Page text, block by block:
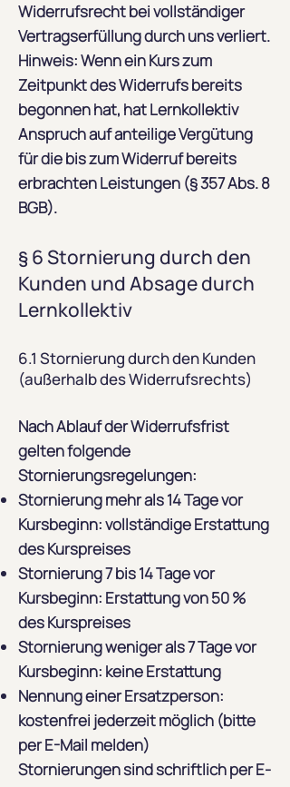
Widerrufsrecht bei vollständiger
Vertragserfüllung durch uns verliert.
Hinweis: Wenn ein Kurs zum
Zeitpunkt des Widerrufs bereits
begonnen hat, hat Lernkollektiv
Anspruch auf anteilige Vergütung
für die bis zum Widerruf bereits
erbrachten Leistungen (§ 357 Abs. 8
BGB).
§ 6 Stornierung durch den
Kunden und Absage durch
Lernkollektiv
6.1 Stornierung durch den Kunden
(außerhalb des Widerrufsrechts)
Nach Ablauf der Widerrufsfrist
gelten folgende
Stornierungsregelungen:
Stornierung mehr als 14 Tage vor
Kursbeginn: vollständige Erstattung
des Kurspreises
Stornierung 7 bis 14 Tage vor
Kursbeginn: Erstattung von 50 %
des Kurspreises
Stornierung weniger als 7 Tage vor
Kursbeginn: keine Erstattung
Nennung einer Ersatzperson:
kostenfrei jederzeit möglich (bitte
per E-Mail melden)
Stornierungen sind schriftlich per E-